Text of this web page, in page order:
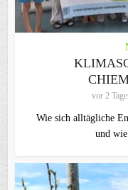
vor 2
Wie sich alltägliche
und wie